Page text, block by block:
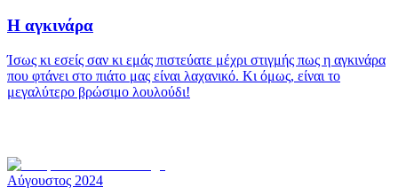
Η αγκινάρα
Ίσως κι εσείς σαν κι εμάς πιστεύατε μέχρι στιγμής πως η αγκινάρα
που φτάνει στο πιάτο μας είναι λαχανικό. Κι όμως, είναι το
μεγαλύτερο βρώσιμο λουλούδι!
Αύγουστος 2024